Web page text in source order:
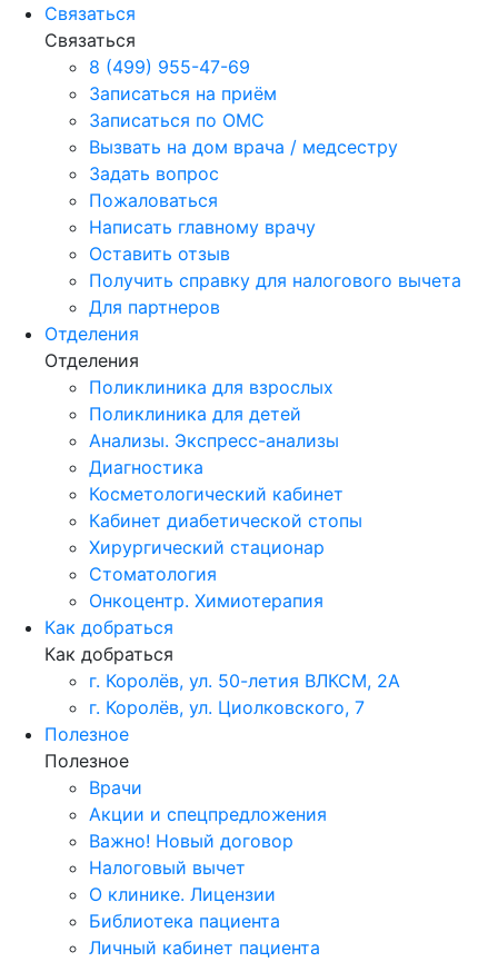
Связаться
Связаться
8 (499) 955-47-69
Записаться на приём
Записаться по ОМС
Вызвать на дом врача / медсестру
Задать вопрос
Пожаловаться
Написать главному врачу
Оставить отзыв
Получить справку для налогового вычета
Для партнеров
Отделения
Отделения
Поликлиника для взрослых
Поликлиника для детей
Анализы. Экспресс-анализы
Диагностика
Косметологический кабинет
Кабинет диабетической стопы
Хирургический стационар
Стоматология
Онкоцентр. Химиотерапия
Как добраться
Как добраться
г. Королёв, ул. 50-летия ВЛКСМ, 2А
г. Королёв, ул. Циолковского, 7
Полезное
Полезное
Врачи
Акции и спецпредложения
Важно! Новый договор
Налоговый вычет
О клинике. Лицензии
Библиотека пациента
Личный кабинет пациента